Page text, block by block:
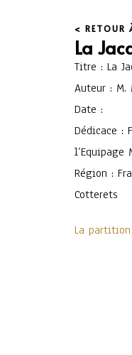
< RETOUR
La
Titre : La
Auteur : M.
Date :
Dédicace :
l’Equipage
Région :
Cotterets
La partition